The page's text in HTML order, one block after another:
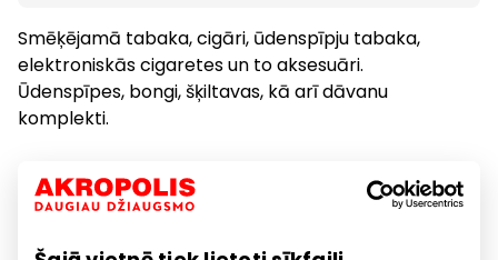
Smēķējamā tabaka, cigāri, ūdenspīpju tabaka,
elektroniskās cigaretes un to aksesuāri.
Ūdenspīpes, bongi, šķiltavas, kā arī dāvanu
komplekti.
Dāvanas, aksesuāri